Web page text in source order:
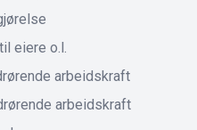
eiere o.l.
arbeidskraft
arbeidskraft